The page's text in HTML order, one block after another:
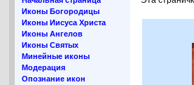
Иконы Богородицы
Иконы Иисуса Христа
Иконы Ангелов
Иконы Святых
Минейные иконы
Модерация
Опознание икон